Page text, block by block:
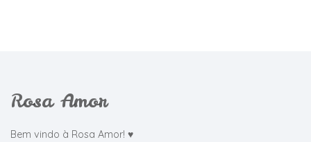
Rosa Amor
Bem vindo à Rosa Amor! ♥